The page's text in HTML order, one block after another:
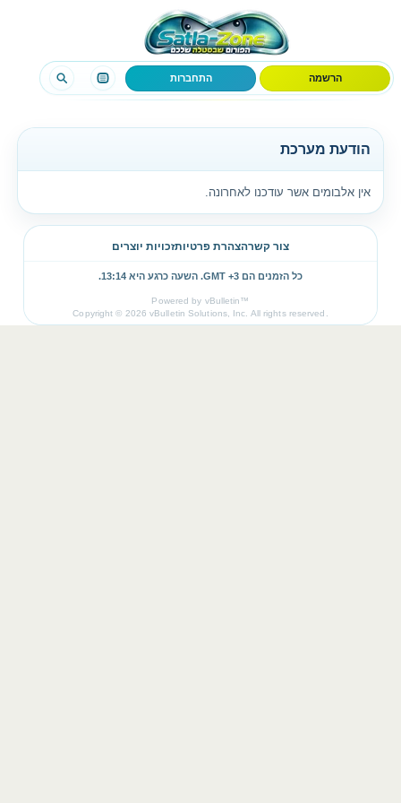
הרשמה התחברות
הודעת מערכת
אין אלבומים אשר עודכנו לאחרונה.
צור קשרהצהרת פרטיותזכויות יוצרים
כל הזמנים הם GMT +3. השעה כרגע היא 13:14
.
Powered by vBulletin™
Copyright © 2026 vBulletin Solutions, Inc. All rights reserved.